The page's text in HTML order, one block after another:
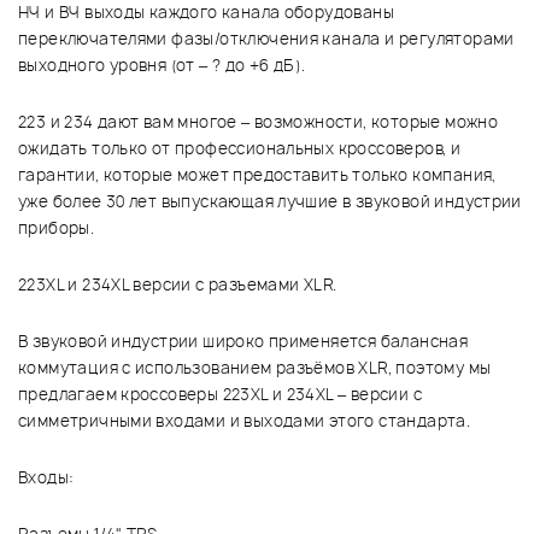
НЧ и ВЧ выходы каждого канала оборудованы
переключателями фазы/отключения канала и регуляторами
выходного уровня (от – ? до +6 дБ).
223 и 234 дают вам многое – возможности, которые можно
ожидать только от профессиональных кроссоверов, и
гарантии, которые может предоставить только компания,
уже более 30 лет выпускающая лучшие в звуковой индустрии
приборы.
223XL и 234XL версии с разъемами XLR.
В звуковой индустрии широко применяется балансная
коммутация с использованием разъёмов XLR, поэтому мы
предлагаем кроссоверы 223XL и 234XL – версии с
симметричными входами и выходами этого стандарта.
Входы: